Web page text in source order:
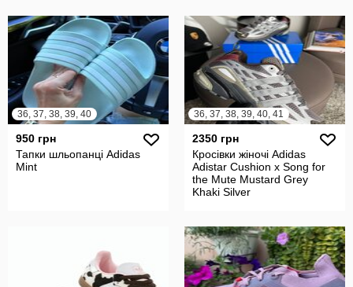
36, 37, 38, 39, 40
950 грн
Тапки шльопанці Adidas
Mint
36, 37, 38, 39, 40, 41
2350 грн
Кросівки жіночі Adidas
Adistar Cushion x Song for
the Mute Mustard Grey
Khaki Silver